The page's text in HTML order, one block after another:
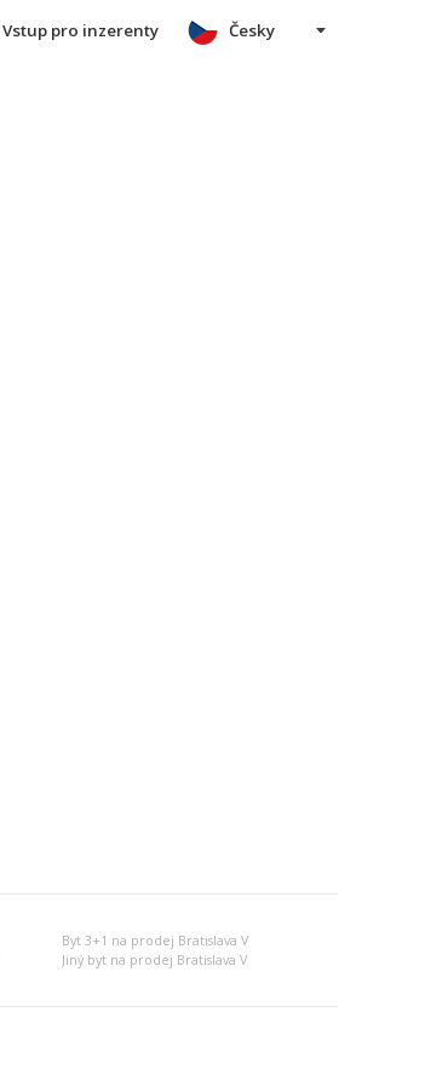
Vstup pro inzerenty Česky
Byt 3+1 na prodej Bratislava V
Jiný byt na prodej Bratislava V